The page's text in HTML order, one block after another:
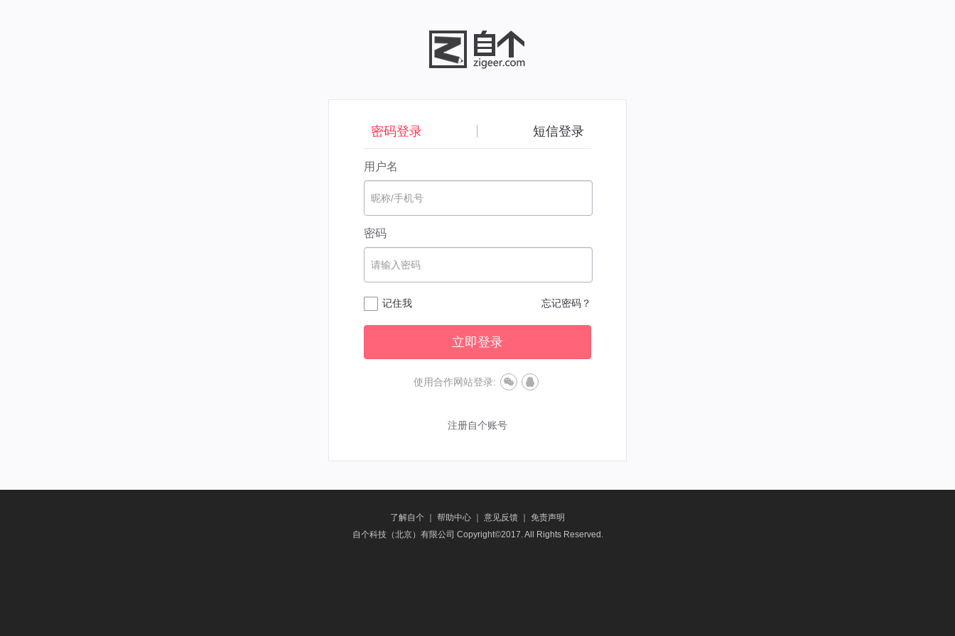
密码登录 短信登录
用户名
昵称/手机号
密码
请输入密码
记住我 忘记密码？
立即登录
使用合作网站登录:
注册自个账号
了解自个 帮助中心 意见反馈
免责声明
自个科技（北京）有限公司 Copyright©2017. All Rights Reserved.